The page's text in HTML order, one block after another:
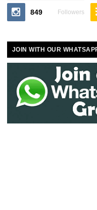
849 Followers
JOIN WITH OUR